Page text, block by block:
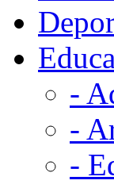
-
-
-